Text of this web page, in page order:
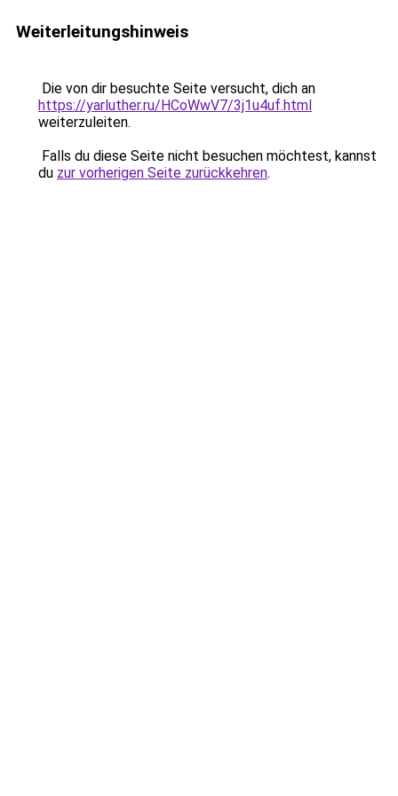
Weiterleitungshinweis
Die von dir besuchte Seite versucht, dich an
https://yarluther.ru/HCoWwV7/3j1u4uf.html
weiterzuleiten.
Falls du diese Seite nicht besuchen möchtest, kannst
du zur vorherigen Seite zurückkehren.